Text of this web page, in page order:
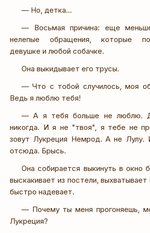
— Но, детка…
— Восьмая причина: еще
нелепые обращения, которые
девушке и любой собачке.
Она выкидывает его трусы.
— Что с тобой случилось, моя
Ведь я люблю тебя!
— А я тебя больше не люблю.
никогда. И я не "твоя", я тебе не
зовут Лукреция Немрод. А не Лулу.
отсюда. Брысь.
Она собирается выкинуть в окно
выскакивает из постели, выхватывает
быстро надевает.
— Почему ты меня прогоняешь,
Лукреция?